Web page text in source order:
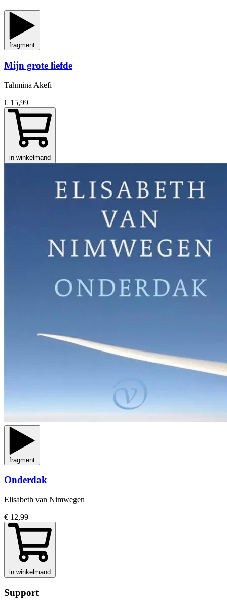
fragment
Mijn grote liefde
Tahmina Akefi
€ 15,99
in winkelmand
fragment
Onderdak
Elisabeth van Nimwegen
€ 12,99
in winkelmand
Support